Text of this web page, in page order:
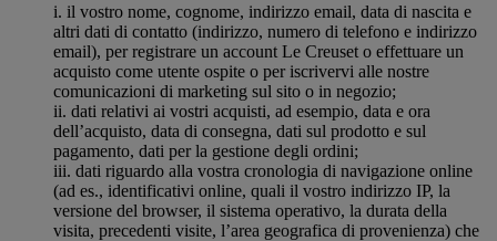
i. il vostro nome, cognome, indirizzo email, data di nascita e
altri dati di contatto (indirizzo, numero di telefono e indirizzo
email), per registrare un account Le Creuset o effettuare un
acquisto come utente ospite o per iscrivervi alle nostre
comunicazioni di marketing sul sito o in negozio;
ii. dati relativi ai vostri acquisti, ad esempio, data e ora
dell’acquisto, data di consegna, dati sul prodotto e sul
pagamento, dati per la gestione degli ordini;
iii. dati riguardo alla vostra cronologia di navigazione online
(ad es., identificativi online, quali il vostro indirizzo IP, la
versione del browser, il sistema operativo, la durata della
visita, precedenti visite, l’area geografica di provenienza) che